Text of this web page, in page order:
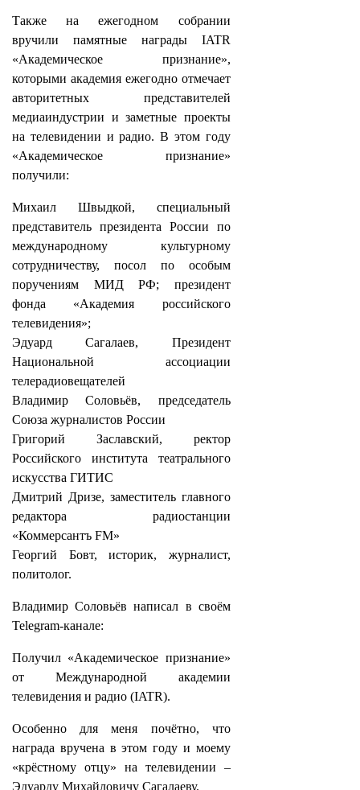
Также на ежегодном собрании
вручили памятные награды IATR
«Академическое признание»,
которыми академия ежегодно отмечает
авторитетных представителей
медиаиндустрии и заметные проекты
на телевидении и радио. В этом году
«Академическое признание»
получили:
Михаил Швыдкой, специальный
представитель президента России по
международному культурному
сотрудничеству, посол по особым
поручениям МИД РФ; президент
фонда «Академия российского
телевидения»;
Эдуард Сагалаев, Президент
Национальной ассоциации
телерадиовещателей
Владимир Соловьёв, председатель
Союза журналистов России
Григорий Заславский, ректор
Российского института театрального
искусства ГИТИС
Дмитрий Дризе, заместитель главного
редактора радиостанции
«Коммерсантъ FM»
Георгий Бовт, историк, журналист,
политолог.
Владимир Соловьёв написал в своём
Telegram-канале:
Получил «Академическое признание»
от Международной академии
телевидения и радио (IATR).
Особенно для меня почётно, что
награда вручена в этом году и моему
«крёстному отцу» на телевидении –
Эдуарду Михайловичу Сагалаеву.